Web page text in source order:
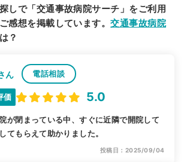
しで「交通事故病院サーチ」をご利用
感想を掲載しています。交通事故病院
？
ん 電話相談
価 5.0
が閉まっている中、すぐに近隣で開院して
てもらえて助かりました。
投稿日：2025/09/04